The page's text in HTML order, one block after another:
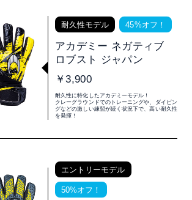
耐久性モデル 45%オフ！
アカデミー ネガティブ
ロブスト ジャパン
￥3,900
耐久性に特化したアカデミーモデル！
クレーグラウンドでのトレーニングや、ダイビン
グなどの激しい練習が続く状況下で、高い耐久性
を発揮！
エントリーモデル
50%オフ！